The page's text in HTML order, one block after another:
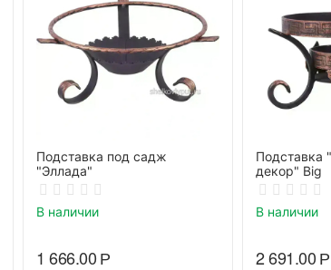
Подставка под садж
"Эллада"
В наличии
1 666.00Р
Подставка
декор" Big
В наличии
2 691.00Р